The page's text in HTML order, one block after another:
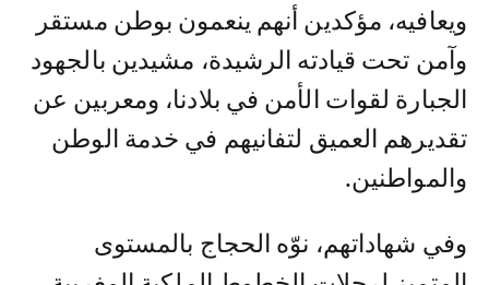
ويعافيه، مؤكدين أنهم ينعمون بوطن مستقر
وآمن تحت قيادته الرشيدة، مشيدين بالجهود
الجبارة لقوات الأمن في بلادنا، ومعربين عن
تقديرهم العميق لتفانيهم في خدمة الوطن
والمواطنين.
وفي شهاداتهم، نوّه الحجاج بالمستوى